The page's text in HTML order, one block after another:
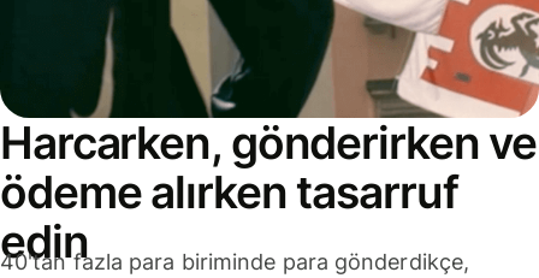
Harcarken, gönderirken ve
ödeme alırken tasarruf
edin
40'tan fazla para biriminde para gönderdikçe,